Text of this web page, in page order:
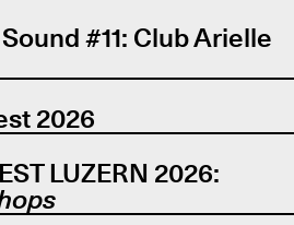
#11: Club Arielle
2026
LUZERN 2026: